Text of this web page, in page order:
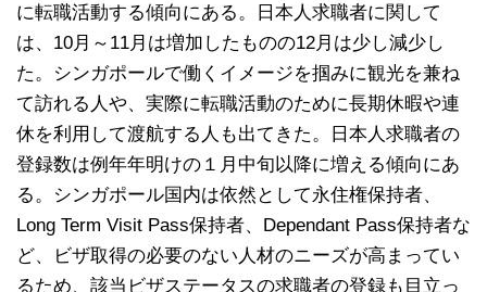
に転職活動する傾向にある。日本人求職者に関して
は、10月～11月は増加したものの12月は少し減少し
た。シンガポールで働くイメージを掴みに観光を兼ね
て訪れる人や、実際に転職活動のために長期休暇や連
休を利用して渡航する人も出てきた。日本人求職者の
登録数は例年年明けの１月中旬以降に増える傾向にあ
る。シンガポール国内は依然として永住権保持者、
Long Term Visit Pass保持者、Dependant Pass保持者な
ど、ビザ取得の必要のない人材のニーズが高まってい
るため、該当ビザステータスの求職者の登録も目立っ